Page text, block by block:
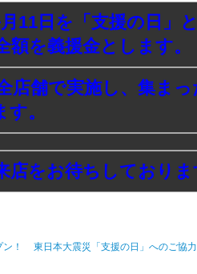
11日を「支援の日」
額を義援金とします。
店舗で実施し、 集ま
。
店をお待ちしておりま
！ 東日本大震災「支援の日」へのご協